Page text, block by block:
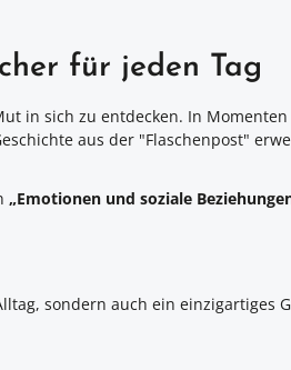
für jeden Tag
in sich zu entdecken. In
aus der "Flaschenpost"
„Emotionen und soziale
sondern auch ein einzigartiges